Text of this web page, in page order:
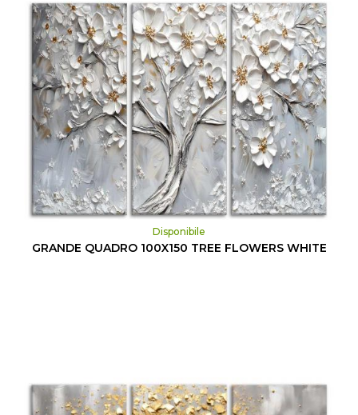
Disponibile
GRANDE QUADRO 100X150 TREE FLOWERS WHITE